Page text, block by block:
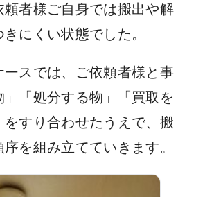
頼者様ご自身では搬出や解
にくい状態でした。
ースでは、ご依頼者様と事
「処分する物」「買取を
すり合わせたうえで、搬
を組み立てていきます。